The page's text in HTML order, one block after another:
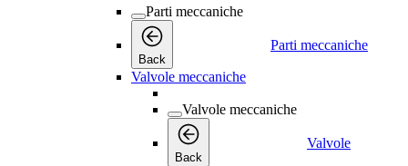
Parti meccaniche
Back
Parti meccaniche
Valvole meccaniche
Valvole meccaniche
Back
Valvole